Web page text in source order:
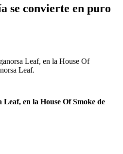
se convierte en puro
en la House Of Smoke de